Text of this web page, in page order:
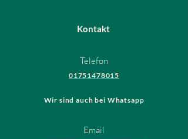
Kontakt
Telefon
01751478015
Wir sind auch bei Whatsapp
Email